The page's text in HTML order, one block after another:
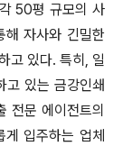
50평 규모의 사
자사와 긴밀한
고 있다. 특히, 일
고 있는 금강인쇄
전문 에이전트의
게 입주하는 업체